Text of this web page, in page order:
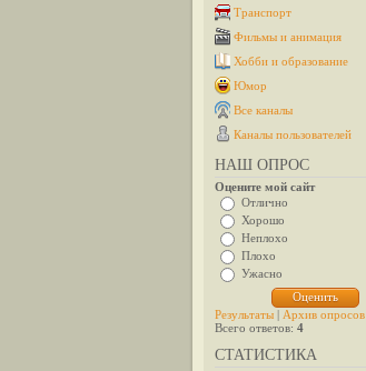
Транспорт
Фильмы и анимация
Хобби и образование
Юмор
Все каналы
Каналы пользователей
НАШ ОПРОС
Оцените мой сайт
Отлично
Хорошо
Неплохо
Плохо
Ужасно
Результаты | Архив опросов
Всего ответов: 4
СТАТИСТИКА